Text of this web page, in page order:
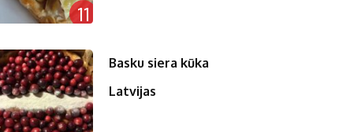
11
Basku siera kūka
Latvijas